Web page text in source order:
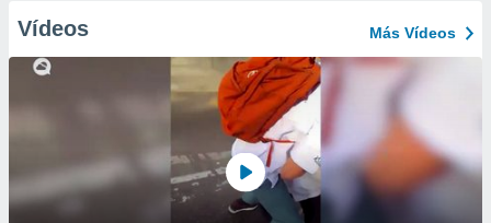
Vídeos Más Vídeos